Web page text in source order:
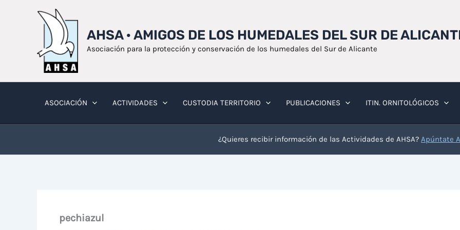
AHSA · AMIGOS DE LOS HUMEDALES DEL SUR DE
Asociación para la protección y conservación de los humedales del Sur de Alicante
ASOCIACIÓN ACTIVIDADES CUSTODIA TERRITORIO PUBLICACIONES ITIN. ORNITOLÓGICOS
¿Quieres recibir información de las Actividades de AHSA? Apúntate
pechiazul